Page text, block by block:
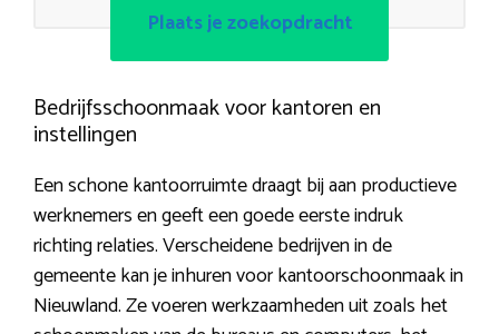
Plaats je zoekopdracht
Bedrijfsschoonmaak voor kantoren en
instellingen
Een schone kantoorruimte draagt bij aan productieve
werknemers en geeft een goede eerste indruk
richting relaties. Verscheidene bedrijven in de
gemeente kan je inhuren voor kantoorschoonmaak in
Nieuwland. Ze voeren werkzaamheden uit zoals het